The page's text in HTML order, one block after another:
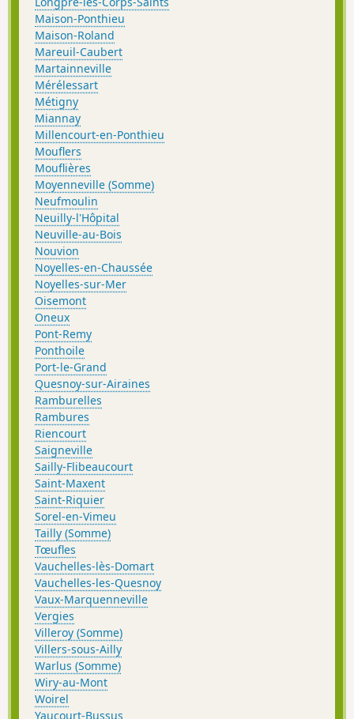
Maison-Ponthieu
Maison-Roland
Mareuil-Caubert
Martainneville
Mérélessart
Métigny
Miannay
Millencourt-en-Ponthieu
Mouflers
Mouflières
Moyenneville (Somme)
Neufmoulin
Neuilly-l'Hôpital
Neuville-au-Bois
Nouvion
Noyelles-en-Chaussée
Noyelles-sur-Mer
Oisemont
Oneux
Pont-Remy
Ponthoile
Port-le-Grand
Quesnoy-sur-Airaines
Ramburelles
Rambures
Riencourt
Saigneville
Sailly-Flibeaucourt
Saint-Maxent
Saint-Riquier
Sorel-en-Vimeu
Tailly (Somme)
Tœufles
Vauchelles-lès-Domart
Vauchelles-les-Quesnoy
Vaux-Marquenneville
Vergies
Villeroy (Somme)
Villers-sous-Ailly
Warlus (Somme)
Wiry-au-Mont
Woirel
Yaucourt-Bussus